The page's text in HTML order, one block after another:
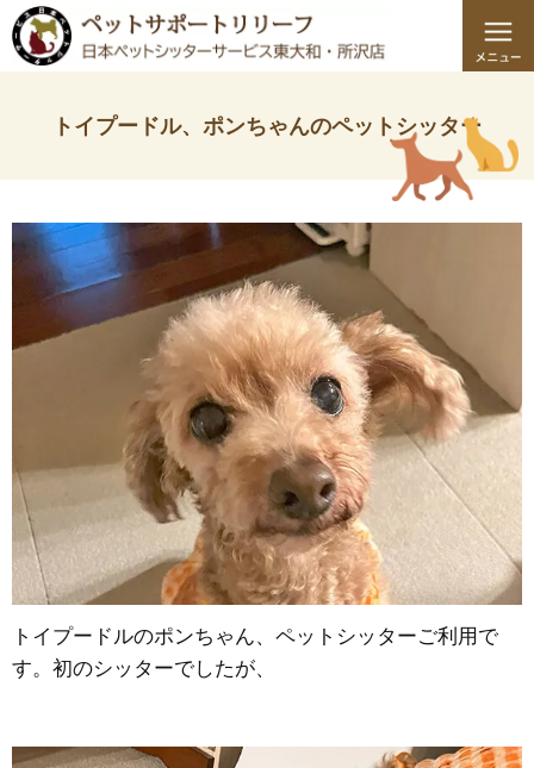
トイプードル、ポンちゃんのペットシッター
トイプードルのポンちゃん、ペットシッターご利用で
す。初のシッターでしたが、